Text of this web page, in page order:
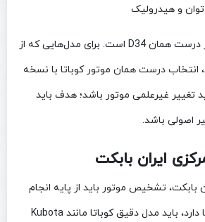
توان و هیدرولیک
برای بابکت S86، موتور درست همان D34 است. برای مدل‌هایی که از
انتخاب درست همان موتور کوباتا با نسخه
غیرعلمی موتور باشد؛ هدف باید
اصولی باشد.
ایران بابکت
بابکت، تشخیص موتور باید از پایه انجام
شود. اگر دستگاه کوباتا دارد، باید مدل دقیق کوباتا مانند Kubota